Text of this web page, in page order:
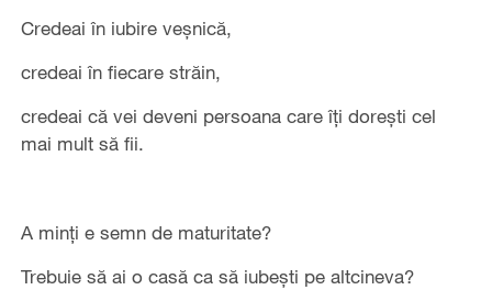
Credeai în iubire veșnică,
credeai în fiecare străin,
credeai că vei deveni persoana care îți dorești cel
mai mult să fii.
A minți e semn de maturitate?
Trebuie să ai o casă ca să iubești pe altcineva?